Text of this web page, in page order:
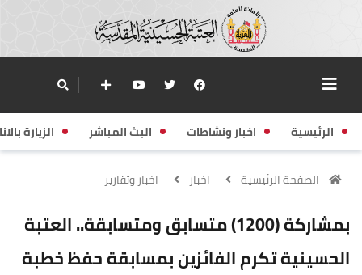
الرئيسية اخبار ونشاطات البث المباشر الزيارة
الصفحة الرئيسية اخبار اخبار وتقارير
بمشاركة (1200) متسابق ومتسابقة.. العتبة
الحسينية تكرم الفائزين بمسابقة حفظ خطبة